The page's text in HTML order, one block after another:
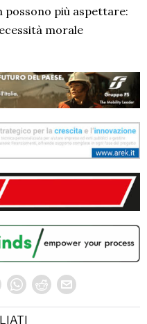
possono più aspettare:
morale